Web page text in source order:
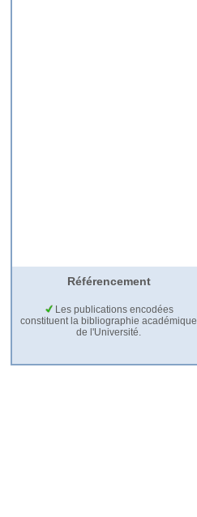
Référencement
Les publications encodées
constituent la bibliographie académique
de l'Université.